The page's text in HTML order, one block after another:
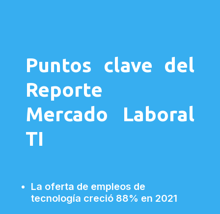
Puntos clave del
Reporte
Mercado Laboral
TI
La oferta de empleos de
tecnología creció 88% en 2021